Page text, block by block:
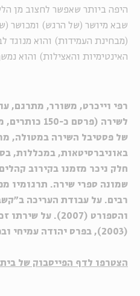
היפה ביותר שאפשר לחצוב מן
שבא מיושר (של הרגש) ומכושר
(מבחינת העמידות) והוא מנוגד
האינטימיות והאצילות) והוא
רפי וייכרט, משורר, מתרגם,
לשירה (פרסם כ-150 כותרים, מקור ותרגום).
של פסטיבל השירה במטולה,
באוניברסיטאות, במכללות,
חלק ניכר מזמנו בקירוב
שמונה ספרי שירה. תרגומיו
רבים. על עבודת העריכה
והספורט (2007).
(2003), בפרס יהודה עמיחי ובפרס רמת גן (2013).
הצטרפו לדף הפייסבוק של בית